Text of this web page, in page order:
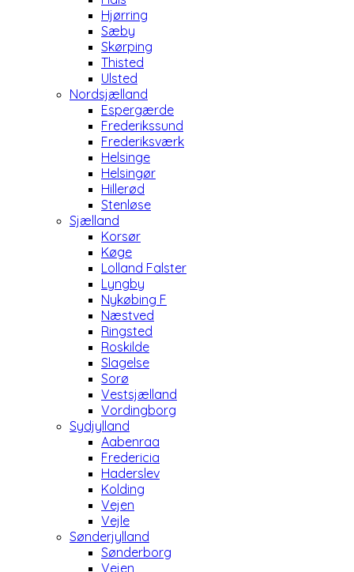
Hjørring
Sæby
Skørping
Thisted
Ulsted
Nordsjælland
Espergærde
Frederikssund
Frederiksværk
Helsinge
Helsingør
Hillerød
Stenløse
Sjælland
Korsør
Køge
Lolland Falster
Lyngby
Nykøbing F
Næstved
Ringsted
Roskilde
Slagelse
Sorø
Vestsjælland
Vordingborg
Sydjylland
Aabenraa
Fredericia
Haderslev
Kolding
Vejen
Vejle
Sønderjylland
Sønderborg
Vejen